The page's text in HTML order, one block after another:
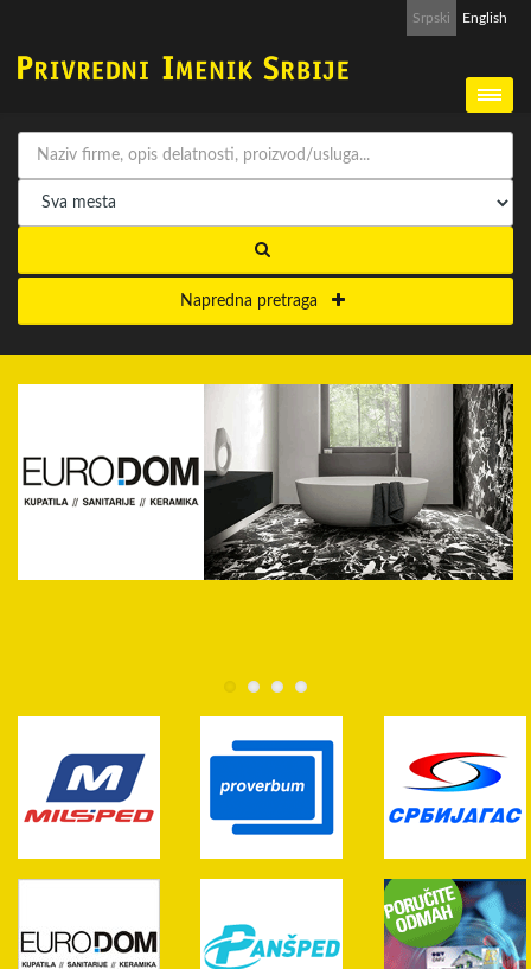
Srpski English
Napredna pretraga